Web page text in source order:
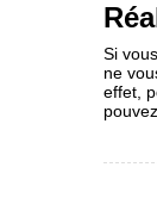
Si
ne
effet,